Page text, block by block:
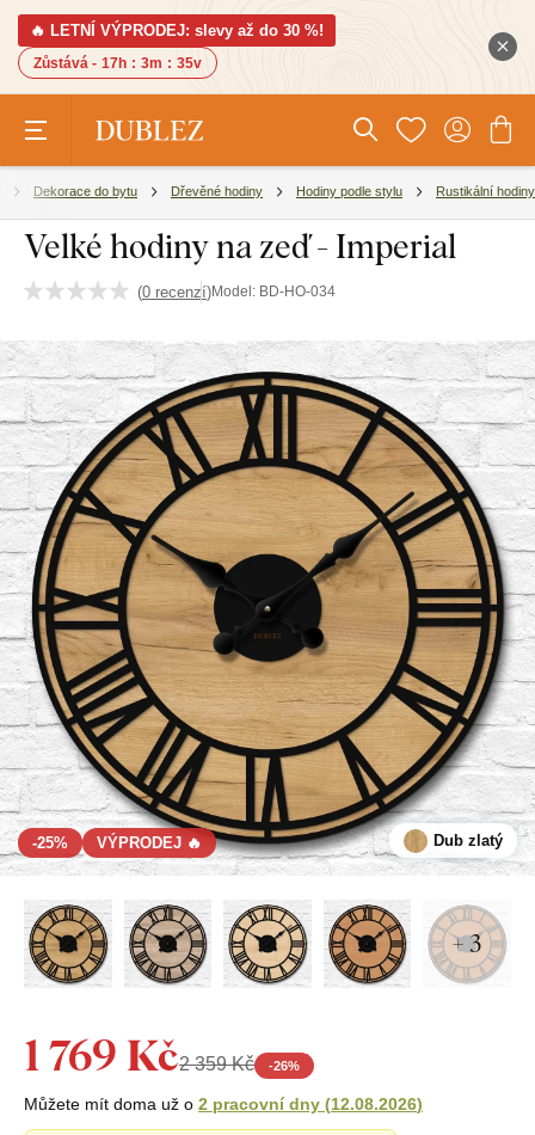
🔥 LETNÍ VÝPRODEJ: slevy až do 30 %!
Zůstává - 17h : 3m : 34v
Dekorace do bytu Dřevěné hodiny Hodiny podle stylu Rustikální hodiny
Velké hodiny na zeď - Imperial
(0 recenzí)Model: BD-HO-034
-25% VÝPRODEJ 🔥 Dub zlatý
+ 3
1 769 Kč2 359 Kč -26%
Můžete mít doma už o 2 pracovní dny (12.08.2026)